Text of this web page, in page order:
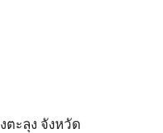
ะลุง จังหวัด